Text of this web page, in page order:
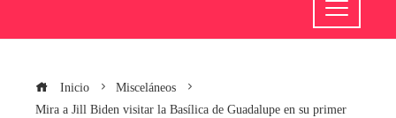
Inicio
Misceláneos
Mira a Jill Biden visitar la Basílica de Guadalupe en su primer